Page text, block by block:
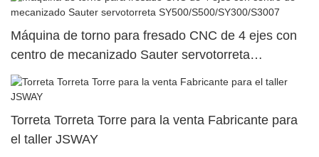
Máquina de torno para fresado CNC de 4 ejes con
centro de mecanizado Sauter servotorreta
SY500/S500/SY300/S3007
Torreta Torreta Torre para la venta Fabricante para
el taller JSWAY